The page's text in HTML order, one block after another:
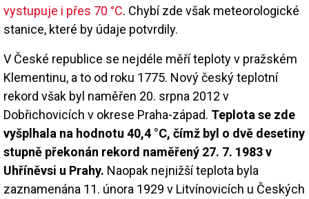
vystupuje i přes 70 °C. Chybí zde však meteorologické
stanice, které by údaje potvrdily.
V České republice se nejdéle měří teploty v pražském
Klementinu, a to od roku 1775. Nový český teplotní
rekord však byl naměřen 20. srpna 2012 v
Dobřichovicích v okrese Praha-západ. Teplota se zde
vyšplhala na hodnotu 40,4 °C, čímž byl o dvě desetiny
stupně překonán rekord naměřený 27. 7. 1983 v
Uhříněvsi u Prahy. Naopak nejnižší teplota byla
zaznamenána 11. února 1929 v Litvínovicích u Českých